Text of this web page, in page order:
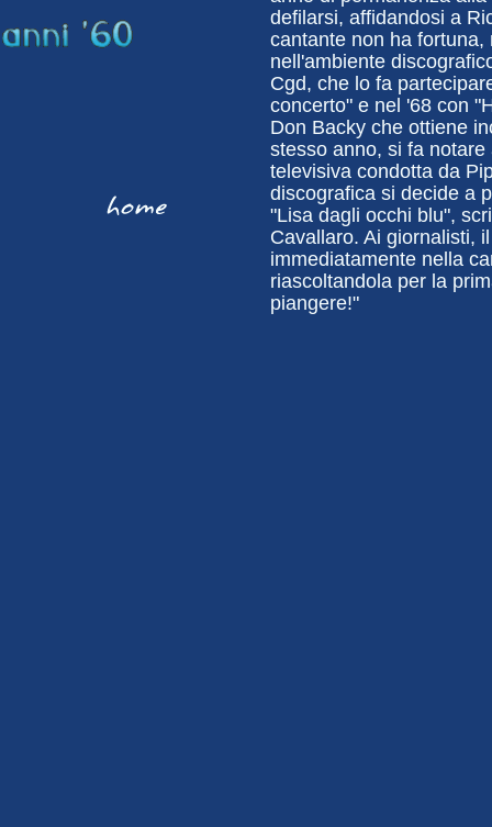
defilarsi, affidandosi a
cantante non ha
nell'ambiente
Cgd, che lo fa
concerto" e nel '68 con
Don Backy che ottiene
stesso anno, si fa
televisiva condotta da
discografica si decide a
"Lisa dagli occhi blu",
Cavallaro. Ai giornalisti,
immediatamente nella
riascoltandola per la
piangere!"